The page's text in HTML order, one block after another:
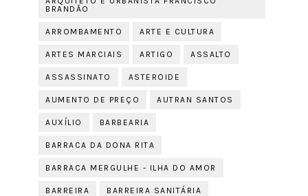
BRANDÃO
ARROMBAMENTO ARTE E CULTURA
ARTES MARCIAIS ARTIGO ASSALTO
ASSASSINATO ASTEROIDE
AUMENTO DE PREÇO AUTRAN SANTOS
AUXÍLIO BARBEARIA
BARRACA DA DONA RITA
BARRACA MERGULHE - ILHA DO AMOR
BARREIRA BARREIRA SANITÁRIA